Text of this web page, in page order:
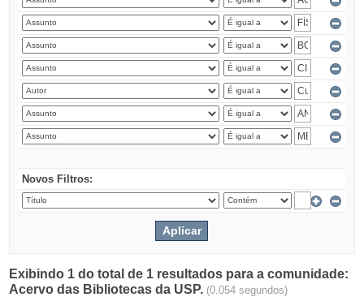
Novos Filtros:
Exibindo 1 do total de 1 resultados para a comunidade:
Acervo das Bibliotecas da USP. (0.054 segundos)